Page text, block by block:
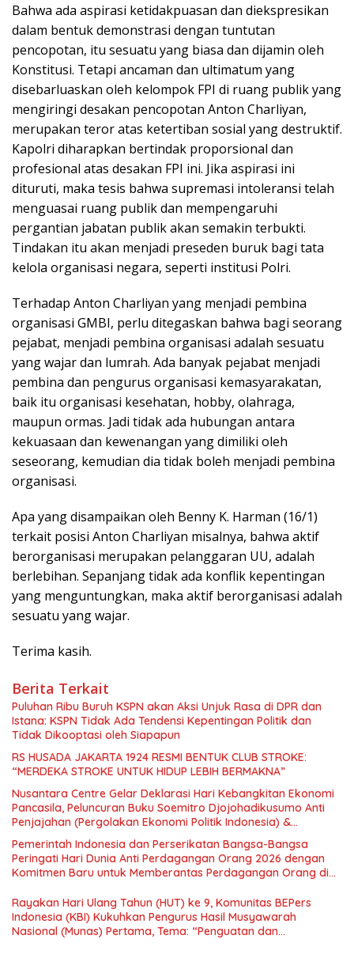
Bahwa ada aspirasi ketidakpuasan dan diekspresikan
dalam bentuk demonstrasi dengan tuntutan
pencopotan, itu sesuatu yang biasa dan dijamin oleh
Konstitusi. Tetapi ancaman dan ultimatum yang
disebarluaskan oleh kelompok FPI di ruang publik yang
mengiringi desakan pencopotan Anton Charliyan,
merupakan teror atas ketertiban sosial yang destruktif.
Kapolri diharapkan bertindak proporsional dan
profesional atas desakan FPI ini. Jika aspirasi ini
dituruti, maka tesis bahwa supremasi intoleransi telah
menguasai ruang publik dan mempengaruhi
pergantian jabatan publik akan semakin terbukti.
Tindakan itu akan menjadi preseden buruk bagi tata
kelola organisasi negara, seperti institusi Polri.
Terhadap Anton Charliyan yang menjadi pembina
organisasi GMBI, perlu ditegaskan bahwa bagi seorang
pejabat, menjadi pembina organisasi adalah sesuatu
yang wajar dan lumrah. Ada banyak pejabat menjadi
pembina dan pengurus organisasi kemasyarakatan,
baik itu organisasi kesehatan, hobby, olahraga,
maupun ormas. Jadi tidak ada hubungan antara
kekuasaan dan kewenangan yang dimiliki oleh
seseorang, kemudian dia tidak boleh menjadi pembina
organisasi.
Apa yang disampaikan oleh Benny K. Harman (16/1)
terkait posisi Anton Charliyan misalnya, bahwa aktif
berorganisasi merupakan pelanggaran UU, adalah
berlebihan. Sepanjang tidak ada konflik kepentingan
yang menguntungkan, maka aktif berorganisasi adalah
sesuatu yang wajar.
Terima kasih.
Berita Terkait
Puluhan Ribu Buruh KSPN akan Aksi Unjuk Rasa di DPR dan
Istana: KSPN Tidak Ada Tendensi Kepentingan Politik dan
Tidak Dikooptasi oleh Siapapun
RS HUSADA JAKARTA 1924 RESMI BENTUK CLUB STROKE:
“MERDEKA STROKE UNTUK HIDUP LEBIH BERMAKNA”
Nusantara Centre Gelar Deklarasi Hari Kebangkitan Ekonomi
Pancasila, Peluncuran Buku Soemitro Djojohadikusumo Anti
Penjajahan (Pergolakan Ekonomi Politik Indonesia) &
Simposium Nasional “Urgensi Undang-Undang Perekonomian
Nasional dan Kesejahteraan Sosial dalam Menata Bangsa
Menuju Indonesia Emas 2045”,
Pemerintah Indonesia dan Perserikatan Bangsa-Bangsa
Peringati Hari Dunia Anti Perdagangan Orang 2026 dengan
Komitmen Baru untuk Memberantas Perdagangan Orang di
Rayakan Hari Ulang Tahun (HUT) ke 9, Komunitas BEPers
Indonesia (KBI) Kukuhkan Pengurus Hasil Musyawarah
Nasional (Munas) Pertama, Tema: “Penguatan dan